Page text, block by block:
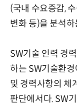
(국내 수요증감,
변화 등)을 분석
SW기술 인력 경
하는 SW기술환
및 경력사항의 체
판단에서다. SW